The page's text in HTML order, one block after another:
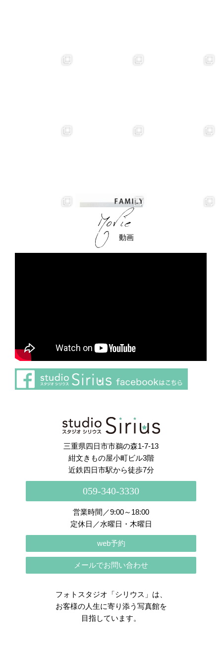
Instagram でフォロー
動画
三重県四日市市鵜の森1-7-13
紺文きもの屋小町ビル3階
近鉄四日市駅から徒歩7分
059-340-3330
営業時間／9:00～18:00
定休日／水曜日・木曜日
web予約
メールでお問い合わせ
フォトスタジオ「シリウス」は、
お客様の人生に寄り添う写真館を
目指しています。